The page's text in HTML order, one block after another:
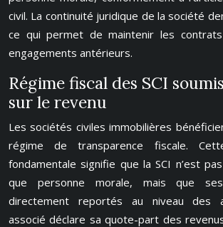
civil. La continuité juridique de la société
ce qui permet de maintenir les
engagements antérieurs.
Régime fiscal des SCI
sur le revenu
Les sociétés civiles immobilières
régime de transparence fiscale.
fondamentale signifie que la SCI n’est
que personne morale, mais que
directement reportés au niveau des
associé déclare sa quote-part des